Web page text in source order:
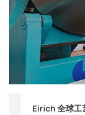
Eirich 全球工